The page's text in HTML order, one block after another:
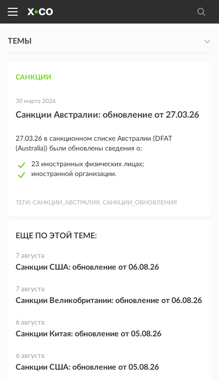
ТЕМЫ
САНКЦИИ
30 марта 2026
Санкции Австралии: обновление от 27.03.26
27.03.26 в санкционном списке Австралии (DFAT
(Australia)) были обновлены сведения о:
23 иностранных физических лицах;
иностранной организации.
ТЕГИ: САНКЦИИ_АВСТРАЛИЯ, САНКЦИИ_ОБНОВЛЕНИЯ
ЕЩЕ ПО ЭТОЙ ТЕМЕ:
7 августа
Санкции США: обновление от 06.08.26
7 августа
Санкции Великобритании: обновление от 06.08.26
6 августа
Санкции Китая: обновление от 05.08.26
6 августа
Санкции США: обновление от 05.08.26